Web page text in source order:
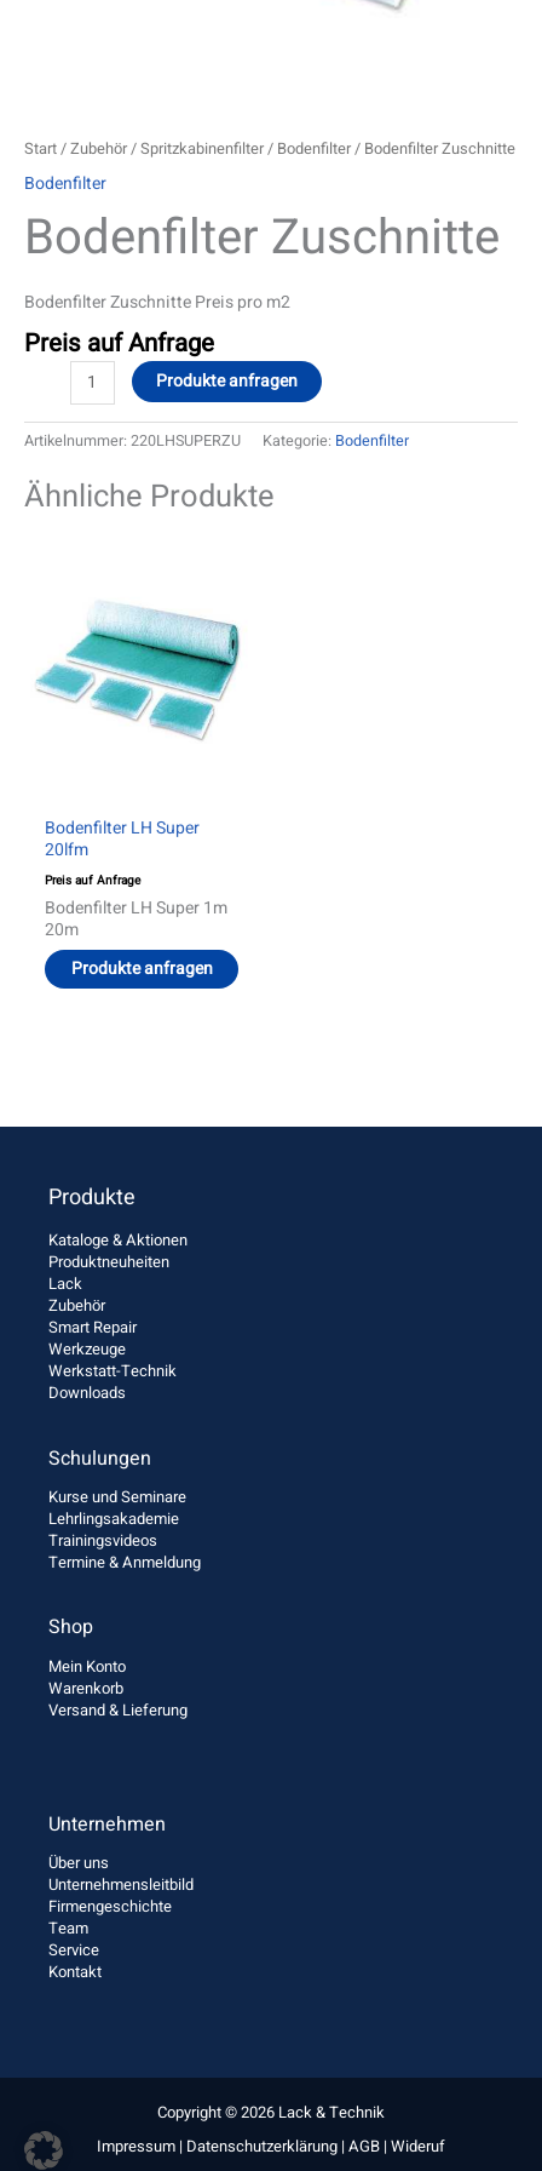
Start/Zubehör/Spritzkabinenfilter/ Bodenfilter/ Bodenfilter Zuschnitte
Bodenfilter
Bodenfilter Zuschnitte
Bodenfilter Zuschnitte Preis pro m2
Preis auf Anfrage
Produkte anfragen
Artikelnummer: 220LHSUPERZU Kategorie: Bodenfilter
Ähnliche Produkte
Bodenfilter LH Super
20lfm
Preis auf Anfrage
Bodenfilter LH Super 1m
20m
Produkte anfragen
Varianten
auf.
Die
Produkte
Kataloge & Aktionen
Produktneuheiten
Lack
Zubehör
Smart Repair
Werkzeuge
Werkstatt-Technik
Downloads
Schulungen
Kurse und Seminare
Lehrlingsakademie
Trainingsvideos
Termine & Anmeldung
Shop
Mein Konto
Warenkorb
Versand & Lieferung
Unternehmen
Über uns
Unternehmensleitbild
Firmengeschichte
Team
Service
Kontakt
Copyright © 2026 Lack & Technik
Impressum | Datenschutzerklärung | AGB | Wideruf